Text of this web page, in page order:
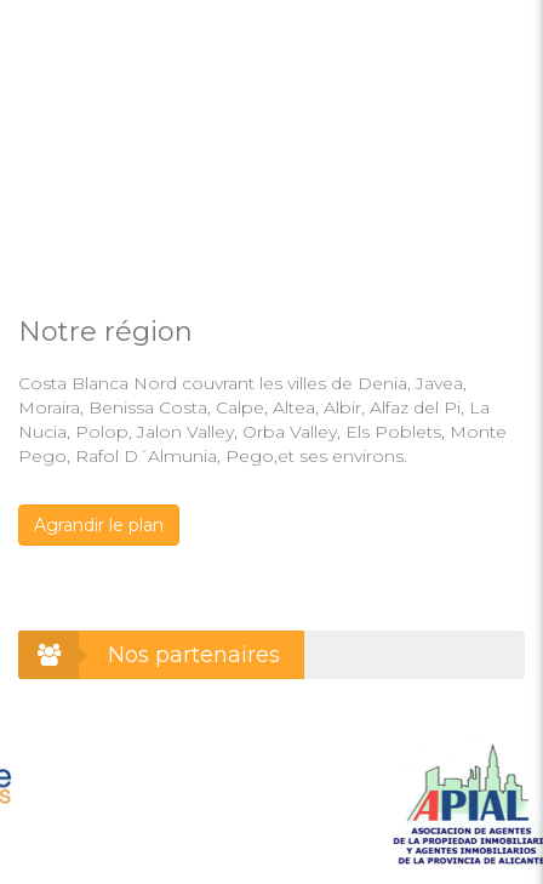
Notre région
Costa Blanca Nord couvrant les villes de Denia, Javea,
Moraira, Benissa Costa, Calpe, Altea, Albir, Alfaz del Pi, La
Nucia, Polop, Jalon Valley, Orba Valley, Els Poblets, Monte
Pego, Rafol D´Almunia, Pego,et ses environs.
Agrandir le plan
Nos partenaires